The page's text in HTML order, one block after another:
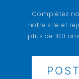
Complétez
notre site et
plus de 100